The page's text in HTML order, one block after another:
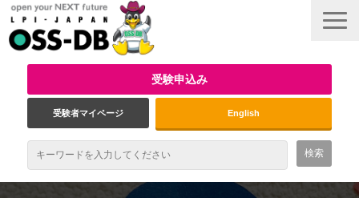
受験申込み
受験者マイページ English